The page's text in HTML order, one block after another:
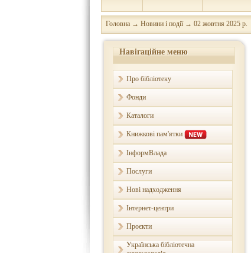
Головна → Новини і події→ 02 жовтня 2025 р.
Навігаційне меню
Про бібліотеку
Фонди
Каталоги
Книжкові пам'ятки
ІнформВлада
Послуги
Нові надходження
Інтернет-центри
Проєкти
Українська бібліотечна